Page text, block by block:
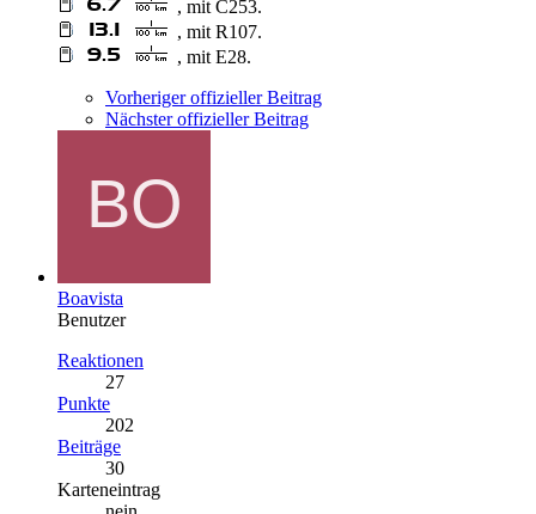
, mit C253.
, mit R107.
, mit E28.
Vorheriger offizieller Beitrag
Nächster offizieller Beitrag
Boavista
Benutzer
Reaktionen
27
Punkte
202
Beiträge
30
Karteneintrag